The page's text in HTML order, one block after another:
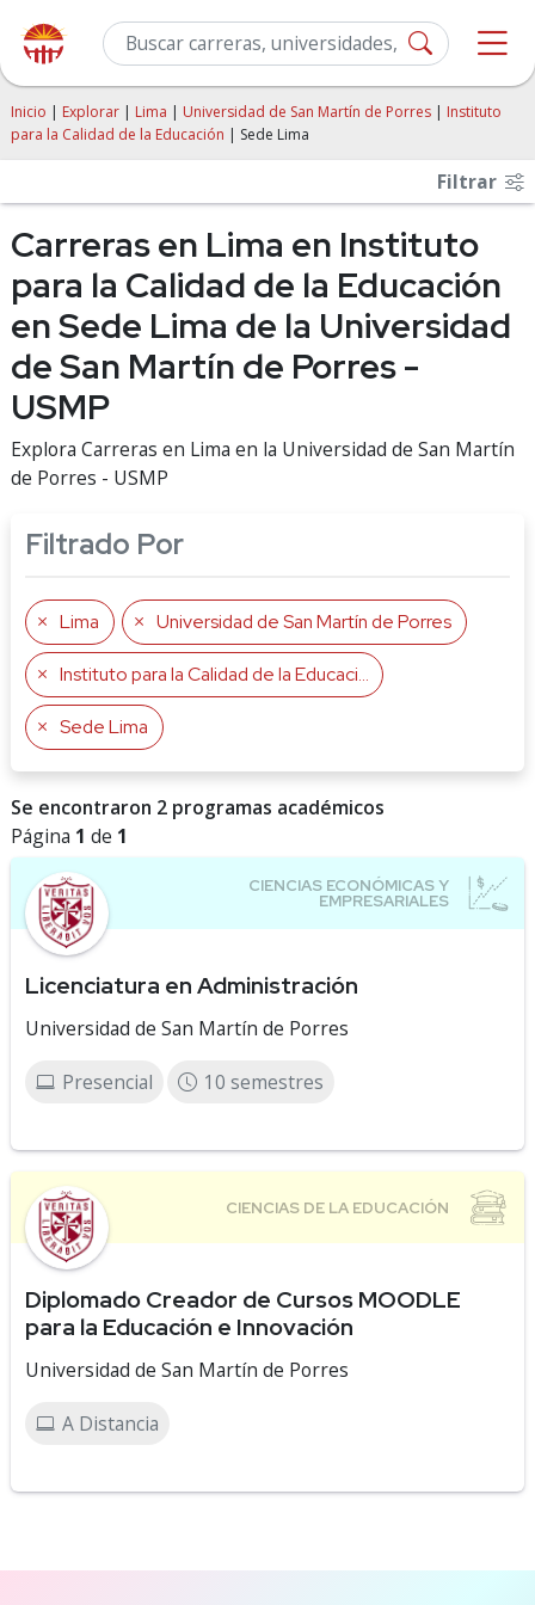
Inicio | Explorar | Lima | Universidad de San Martín de Porres | Instituto
para la Calidad de la Educación | Sede Lima
Filtrar
Carreras en Lima en Instituto
para la Calidad de la Educación
en Sede Lima de la Universidad
de San Martín de Porres -
USMP
Explora Carreras en Lima en la Universidad de San Martín
de Porres - USMP
Filtrado Por
Lima Universidad de San Martín de Porres
Instituto para la Calidad de la Educación
Sede Lima
Se encontraron 2 programas académicos
Página 1 de 1
Licenciatura en Administración
Universidad de San Martín de Porres
Presencial 10 semestres
Diplomado Creador de Cursos MOODLE
para la Educación e Innovación
Universidad de San Martín de Porres
A Distancia